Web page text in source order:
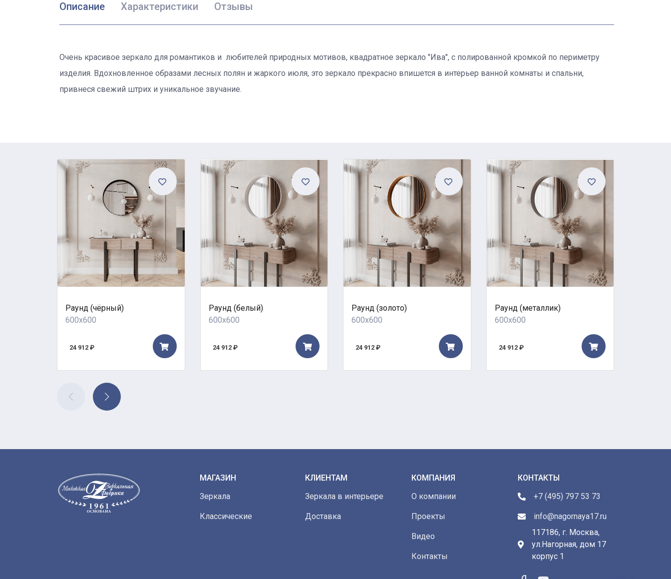
Описание Характеристики Отзывы
Очень красивое зеркало для романтиков и любителей природных мотивов, квадратное зеркало "Ива", с полированной кромкой по периметру
изделия. Вдохновленное образами лесных полян и жаркого июля, это зеркало прекрасно впишется в интерьер ванной комнаты и спальни,
привнеся свежий штрих и уникальное звучание.
Раунд (чёрный)
600x600
24 912 ₽
Раунд (белый)
600x600
24 912 ₽
Раунд (золото)
600x600
24 912 ₽
Раунд (металлик)
600x600
24 912 ₽
МАГАЗИН
Зеркала
Классические
КЛИЕНТАМ
Зеркала в интерьере
Доставка
КОМПАНИЯ
О компании
Проекты
Видео
Контакты
КОНТАКТЫ
+7 (495) 797 53 73
info@nagornaya17.ru
117186, г. Москва,
ул.Нагорная, дом 17
корпус 1